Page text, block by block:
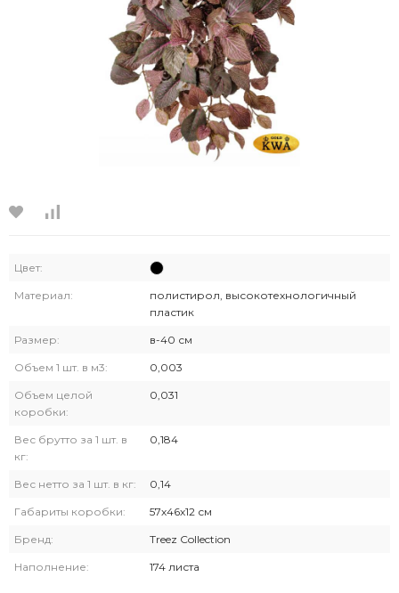
Цвет:
Материал:
полистирол, высокотехнологичный
пластик
Размер: в-40 см
Объем 1 шт. в м3: 0,003
Объем целой
коробки:
0,031
Вес брутто за 1 шт. в
кг:
0,184
Вес нетто за 1 шт. в кг: 0,14
Габариты коробки: 57х46х12 см
Бренд: Treez Collection
Наполнение: 174 листа